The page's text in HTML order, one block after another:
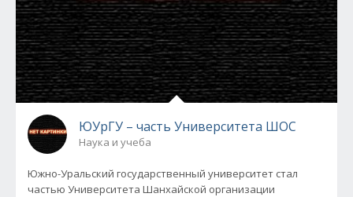
ЮУрГУ – часть Университета ШОС
Наука и учеба
Южно-Уральский государственный университет стал
частью Университета Шанхайской организации